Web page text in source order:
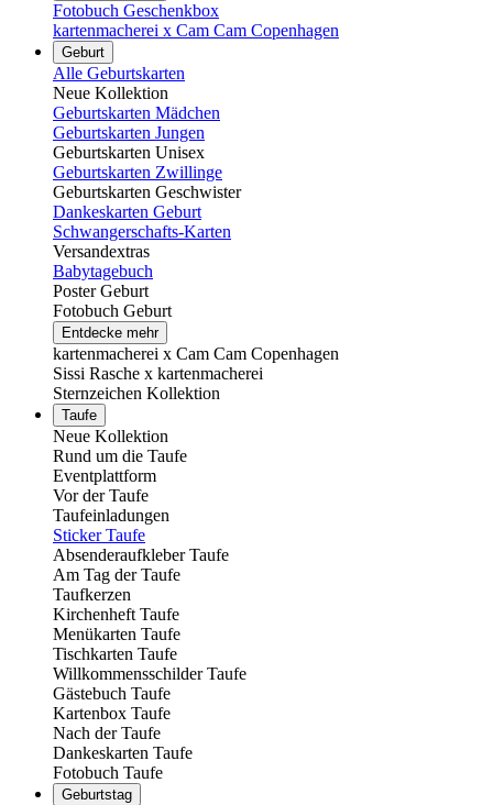
Fotobuch Geschenkbox
kartenmacherei x Cam Cam Copenhagen
Geburt
Alle Geburtskarten
Neue Kollektion
Geburtskarten Mädchen
Geburtskarten Jungen
Geburtskarten Unisex
Geburtskarten Zwillinge
Geburtskarten Geschwister
Dankeskarten Geburt
Schwangerschafts-Karten
Versandextras
Babytagebuch
Poster Geburt
Fotobuch Geburt
Entdecke mehr
kartenmacherei x Cam Cam Copenhagen
Sissi Rasche x kartenmacherei
Sternzeichen Kollektion
Taufe
Neue Kollektion
Rund um die Taufe
Eventplattform
Vor der Taufe
Taufeinladungen
Sticker Taufe
Absenderaufkleber Taufe
Am Tag der Taufe
Taufkerzen
Kirchenheft Taufe
Menükarten Taufe
Tischkarten Taufe
Willkommensschilder Taufe
Gästebuch Taufe
Kartenbox Taufe
Nach der Taufe
Dankeskarten Taufe
Fotobuch Taufe
Geburtstag